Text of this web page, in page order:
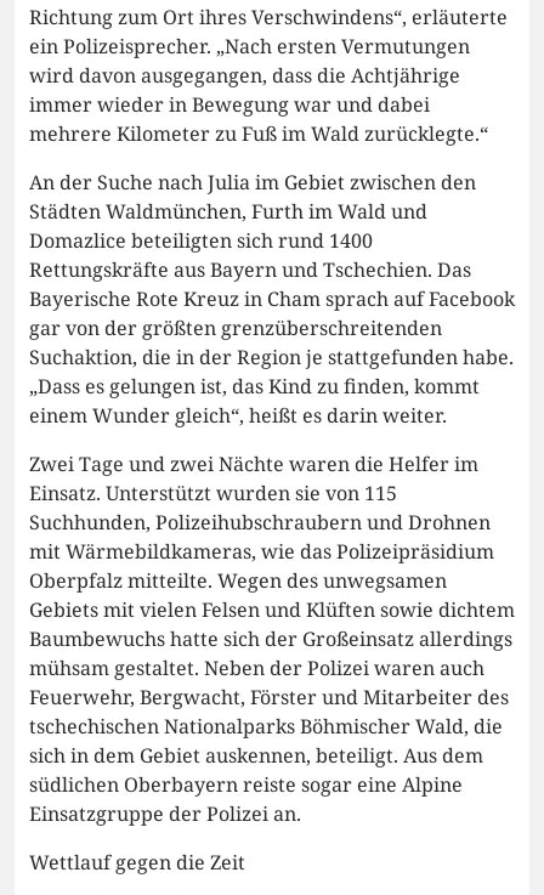
Richtung zum Ort ihres Verschwindens“, erläuterte
ein Polizeisprecher. „Nach ersten Vermutungen
wird davon ausgegangen, dass die Achtjährige
immer wieder in Bewegung war und dabei
mehrere Kilometer zu Fuß im Wald zurücklegte.“
An der Suche nach Julia im Gebiet zwischen den
Städten Waldmünchen, Furth im Wald und
Domazlice beteiligten sich rund 1400
Rettungskräfte aus Bayern und Tschechien. Das
Bayerische Rote Kreuz in Cham sprach auf Facebook
gar von der größten grenzüberschreitenden
Suchaktion, die in der Region je stattgefunden habe.
„Dass es gelungen ist, das Kind zu finden, kommt
einem Wunder gleich“, heißt es darin weiter.
Zwei Tage und zwei Nächte waren die Helfer im
Einsatz. Unterstützt wurden sie von 115
Suchhunden, Polizeihubschraubern und Drohnen
mit Wärmebildkameras, wie das Polizeipräsidium
Oberpfalz mitteilte. Wegen des unwegsamen
Gebiets mit vielen Felsen und Klüften sowie dichtem
Baumbewuchs hatte sich der Großeinsatz allerdings
mühsam gestaltet. Neben der Polizei waren auch
Feuerwehr, Bergwacht, Förster und Mitarbeiter des
tschechischen Nationalparks Böhmischer Wald, die
sich in dem Gebiet auskennen, beteiligt. Aus dem
südlichen Oberbayern reiste sogar eine Alpine
Einsatzgruppe der Polizei an.
Wettlauf gegen die Zeit